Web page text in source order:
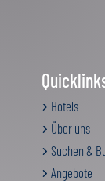
Hotels
Über uns
Suchen &
Angebote